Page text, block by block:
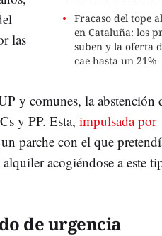
Fracaso del tope
en Cataluña: los
suben y la oferta
cae hasta un 21%
las
y comunes, la abstención
y PP. Esta, impulsada por
parche con el que
acogiéndose a este
de urgencia